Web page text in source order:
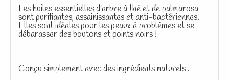
Les huiles essentielles d'arbre à thé et de palmarosa
sont purifiantes, assainissantes et anti-bactériennes.
Elles sont idéales pour les peaux à problèmes et se
débarasser des boutons et points noirs !
Conçu simplement avec des ingrédients naturels :